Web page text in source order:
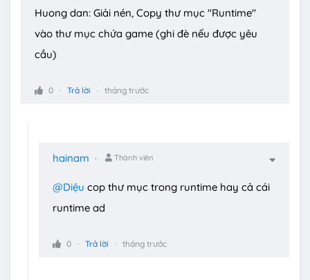
Huong dan: Giải nén, Copy thư mục "Runtime"
vào thư mục chứa game (ghi đè nếu được yêu
cầu)
0 Trả lời tháng trước
hainam Thành viên
@Diệu cop thư mục trong runtime hay cả cái
runtime ad
0 Trả lời tháng trước